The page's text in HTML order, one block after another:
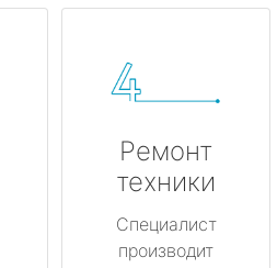
Ремонт
техники
Специалист
производит